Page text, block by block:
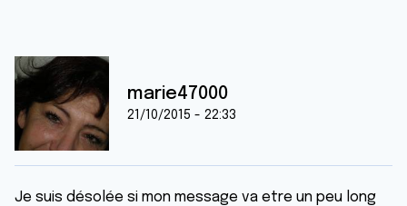
marie47000
21/10/2015 - 22:33
Je suis désolée si mon message va etre un peu long